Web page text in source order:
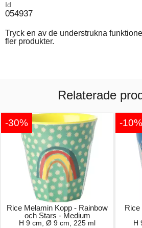
Id
054937
Tryck en av de understrukna
fler produkter.
Relaterade
-30%
Rice Melamin Kopp - Rainbow
och Stars - Medium
H 9 cm, Ø 9 cm, 225 ml
-10%
Rice
H